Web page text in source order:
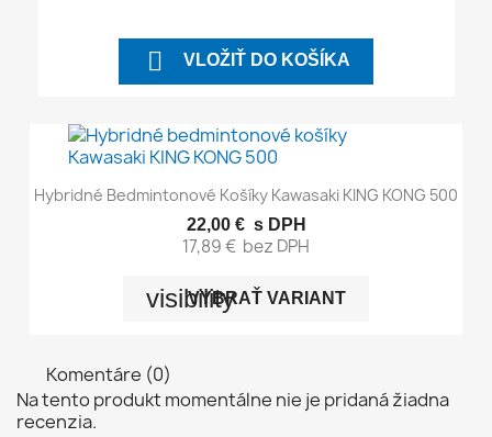
 VLOŽIŤ DO KOŠÍKA
Hybridné Bedmintonové Košíky Kawasaki KING KONG 500
22,00 € s DPH
17,89 € bez DPH
visibility
VYBRAŤ VARIANT
Komentáre (0)
Na tento produkt momentálne nie je pridaná žiadna
recenzia.